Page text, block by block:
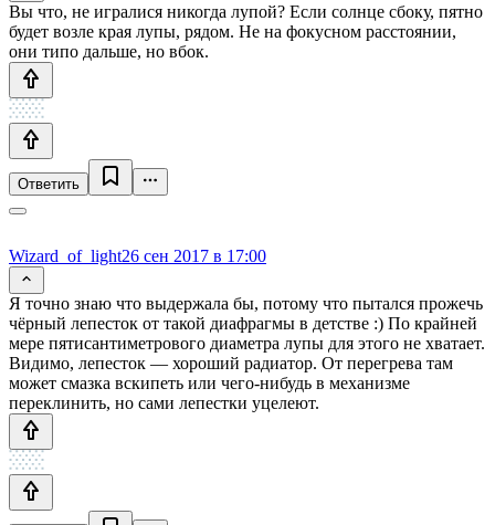
Вы что, не игралися никогда лупой? Если солнце сбоку, пятно
будет возле края лупы, рядом. Не на фокусном расстоянии,
они типо дальше, но вбок.
Ответить
Wizard_of_light26 сен 2017 в 17:00
Я точно знаю что выдержала бы, потому что пытался прожечь
чёрный лепесток от такой диафрагмы в детстве :) По крайней
мере пятисантиметрового диаметра лупы для этого не хватает.
Видимо, лепесток — хороший радиатор. От перегрева там
может смазка вскипеть или чего-нибудь в механизме
переклинить, но сами лепестки уцелеют.